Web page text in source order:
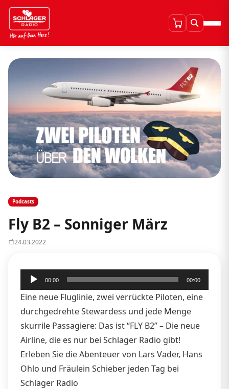
Podcasts
Fly B2 – Sonniger März
24.03.2022
Audio-
Player
00:00 00:00
Eine neue Fluglinie, zwei verrückte Piloten, eine
durchgedrehte Stewardess und jede Menge
skurrile Passagiere: Das ist “FLY B2” – Die neue
Airline, die es nur bei Schlager Radio gibt!
Erleben Sie die Abenteuer von Lars Vader, Hans
Ohlo und Fräulein Schieber jeden Tag bei
Schlager Radio